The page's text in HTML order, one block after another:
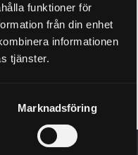
funktioner för
från din enhet
informationen
tjänster.
Marknadsföring